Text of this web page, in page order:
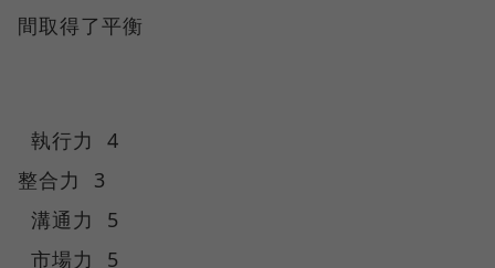
間取得了平衡
執行力 4
整合力 3
溝通力 5
市場力 5